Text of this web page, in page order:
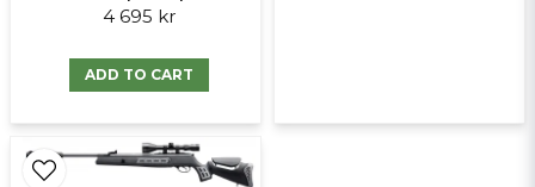
4 695 kr
ADD TO CART